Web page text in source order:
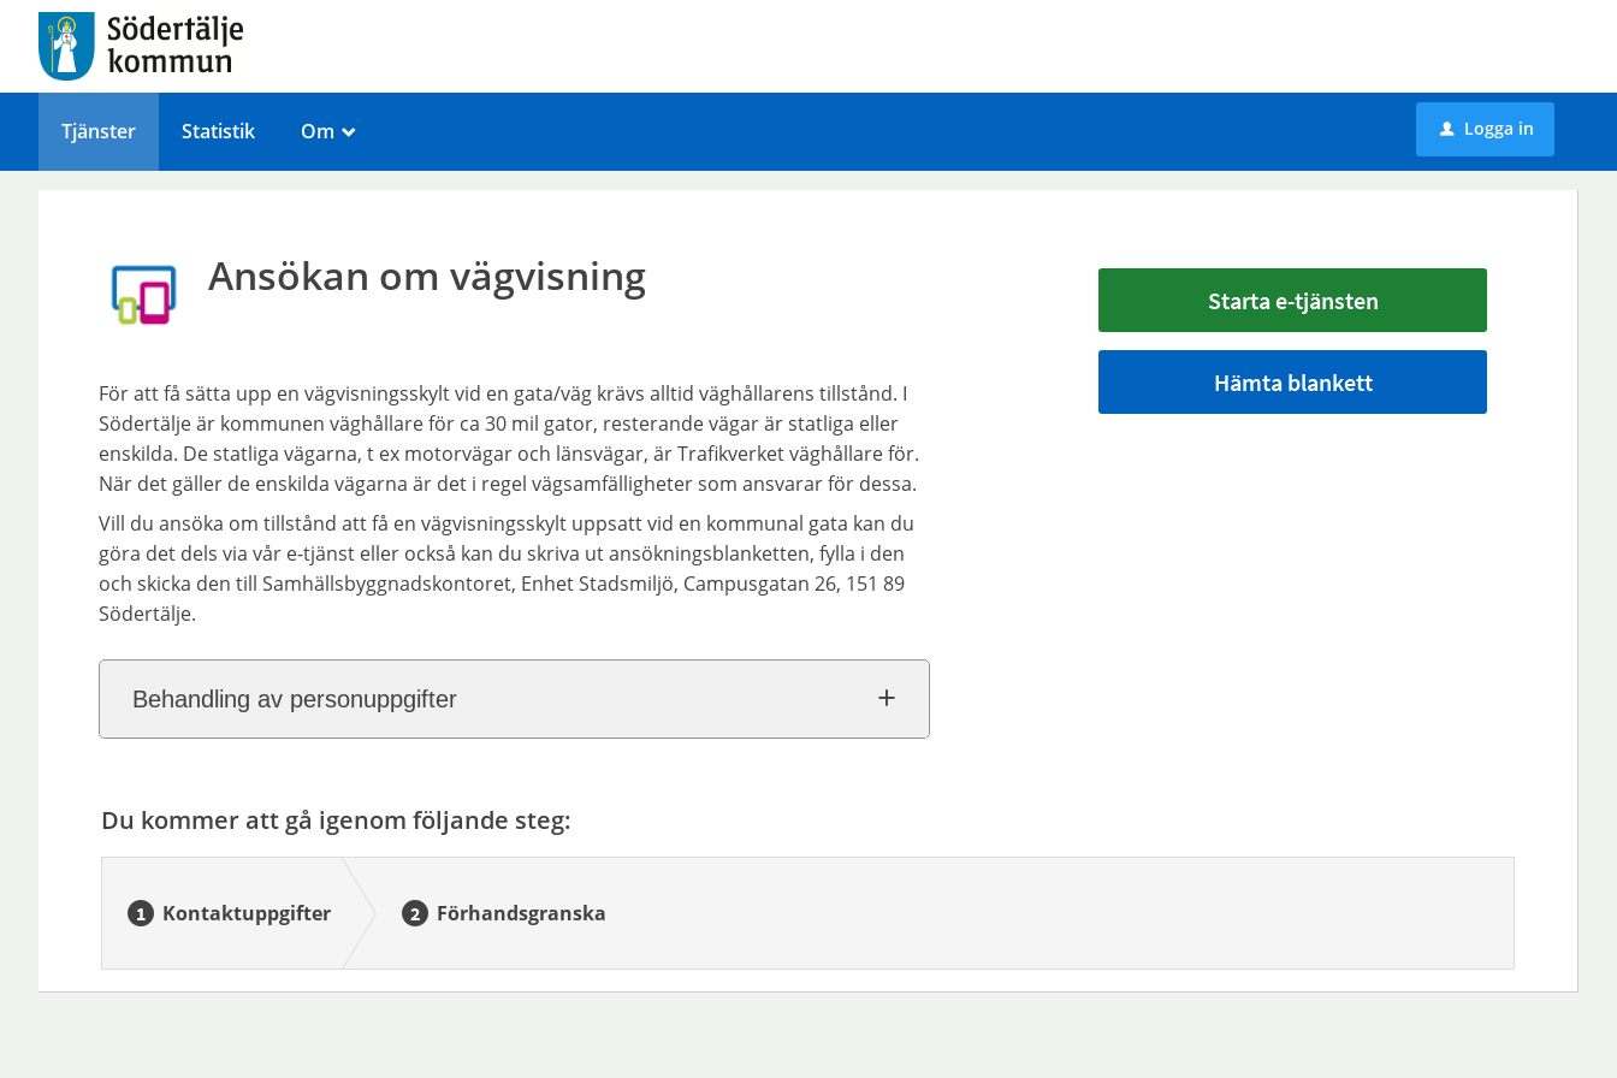
Tjänster Statistik Om _ u Logga in
Ansökan om vägvisning
För att få sätta upp en vägvisningsskylt vid en gata/väg krävs alltid väghållarens tillstånd. I
Södertälje är kommunen väghållare för ca 30 mil gator, resterande vägar är statliga eller
enskilda. De statliga vägarna, t ex motorvägar och länsvägar, är Trafikverket väghållare för.
När det gäller de enskilda vägarna är det i regel vägsamfälligheter som ansvarar för dessa.
Vill du ansöka om tillstånd att få en vägvisningsskylt uppsatt vid en kommunal gata kan du
göra det dels via vår e-tjänst eller också kan du skriva ut ansökningsblanketten, fylla i den
och skicka den till Samhällsbyggnadskontoret, Enhet Stadsmiljö, Campusgatan 26, 151 89
Södertälje.
Behandling av personuppgifter
Starta e-tjänsten
Hämta blankett
Du kommer att gå igenom följande steg:
Kontaktuppgifter Förhandsgranska